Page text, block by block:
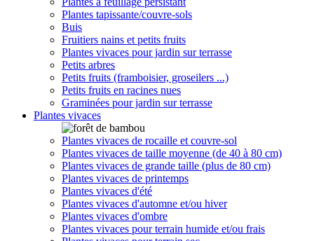
Plantes tapissante/couvre-sols
Buis
Fruitiers nains et petits fruits
Plantes vivaces pour jardin sur terrasse
Petits arbres
Petits fruits (framboisier, groseilers ...)
Petits fruits en racines nues
Graminées pour jardin sur terrasse
Plantes vivaces
Plantes vivaces de rocaille et couvre-sol
Plantes vivaces de taille moyenne (de 40 à 80 cm)
Plantes vivaces de grande taille (plus de 80 cm)
Plantes vivaces de printemps
Plantes vivaces d'été
Plantes vivaces d'automne et/ou hiver
Plantes vivaces d'ombre
Plantes vivaces pour terrain humide et/ou frais